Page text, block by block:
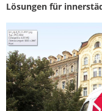
Lösungen für